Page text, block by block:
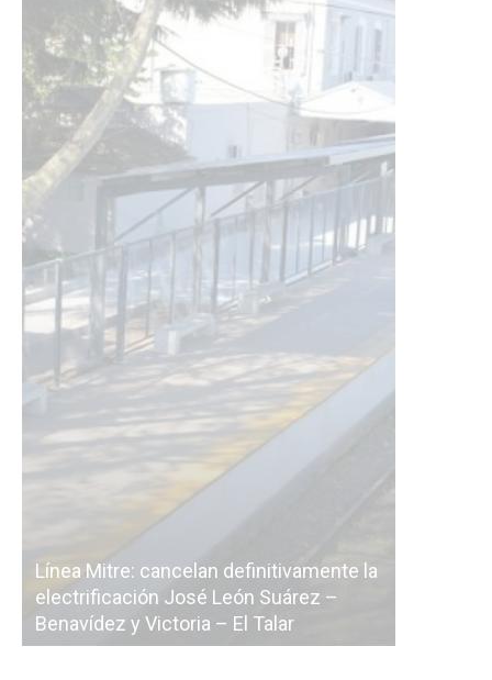
la
La Ciudad vuelve a postergar la
licitación de la línea F